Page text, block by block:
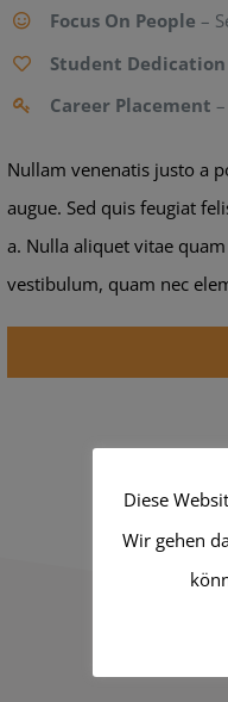
Focus On People –
Student Dedication
Career Placement
Nullam venenatis justo a
augue. Sed quis feugiat
a. Nulla aliquet vitae
vestibulum, quam nec
Diese
Wir gehen